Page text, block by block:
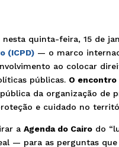
quinta-feira, 15 de
(ICPD) — o marco
ao colocar
públicas. O encontro
da organização de
e cuidado no
aAgenda do Cairo do
— para as perguntas